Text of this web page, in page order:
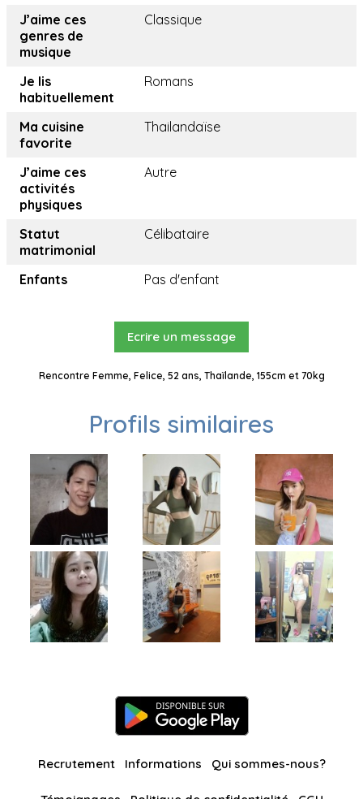
J’aime ces
genres de
musique
Classique
Je lis
habituellement
Romans
Ma cuisine
favorite
Thailandaïse
J’aime ces
activités
physiques
Autre
Statut
matrimonial
Célibataire
Enfants Pas d'enfant
Ecrire un message
Rencontre Femme, Felice, 52 ans, Thaïlande, 155cm et 70kg
Profils similaires
Recrutement Informations Qui sommes-nous?